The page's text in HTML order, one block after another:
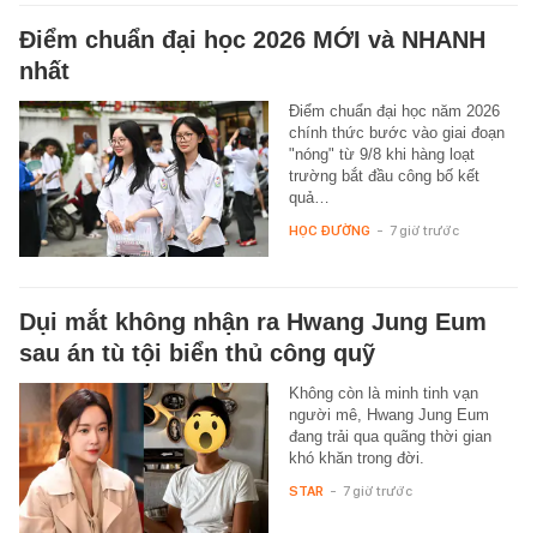
Điểm chuẩn đại học 2026 MỚI và NHANH
nhất
Điểm chuẩn đại học năm 2026
chính thức bước vào giai đoạn
"nóng" từ 9/8 khi hàng loạt
trường bắt đầu công bố kết
quả…
HỌC ĐƯỜNG - 7 giờ trước
Dụi mắt không nhận ra Hwang Jung Eum
sau án tù tội biển thủ công quỹ
Không còn là minh tinh vạn
người mê, Hwang Jung Eum
đang trải qua quãng thời gian
khó khăn trong đời.
STAR - 7 giờ trước